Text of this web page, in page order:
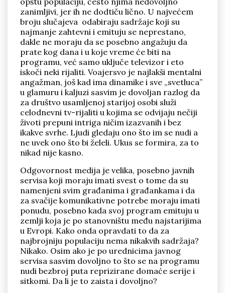
zanimljivi, jer ih ne dodtiču lično. U najvećem
broju slučajeva odabiraju sadržaje koji su
najmanje zahtevni i emituju se neprestano,
dakle ne moraju da se posebno angažuju da
prate kog dana i u koje vreme će biti na
programu, već samo uključe televizor i eto
iskoči neki rijaliti. Voajersvo je najlakši mentalni
angažman, još kad ima dinamike i sve „svetluca”
u glamuru i kaljuzi sasvim je dovoljan razlog da
za društvo usamljenoj starijoj osobi služi
celodnevni tv-rijaliti u kojima se odvijaju nečiji
životi prepuni intriga ničim izazvanih i bez
ikakve svrhe. Ljudi gledaju ono što im se nudi a
ne uvek ono što bi želeli. Ukus se formira, za to
nikad nije kasno.
Odgovornost medija je velika, posebno javnih
servisa koji moraju imati svest o tome da su
namenjeni svim građanima i građankama i da
za svačije komunikativne potrebe moraju imati
ponudu, posebno kada svoj program emituju u
zemlji koja je po stanovništu među najstarijima
u Evropi. Kako onda opravdati to da za
najbrojniju populaciju nema nikakvih sadržaja?
Nikako. Osim ako je po urednicima javnog
servisa sasvim dovoljno to što se na programu
nudi bezbroj puta reprizirane domaće serije i
sitkomi. Da li je to zaista i dovoljno?